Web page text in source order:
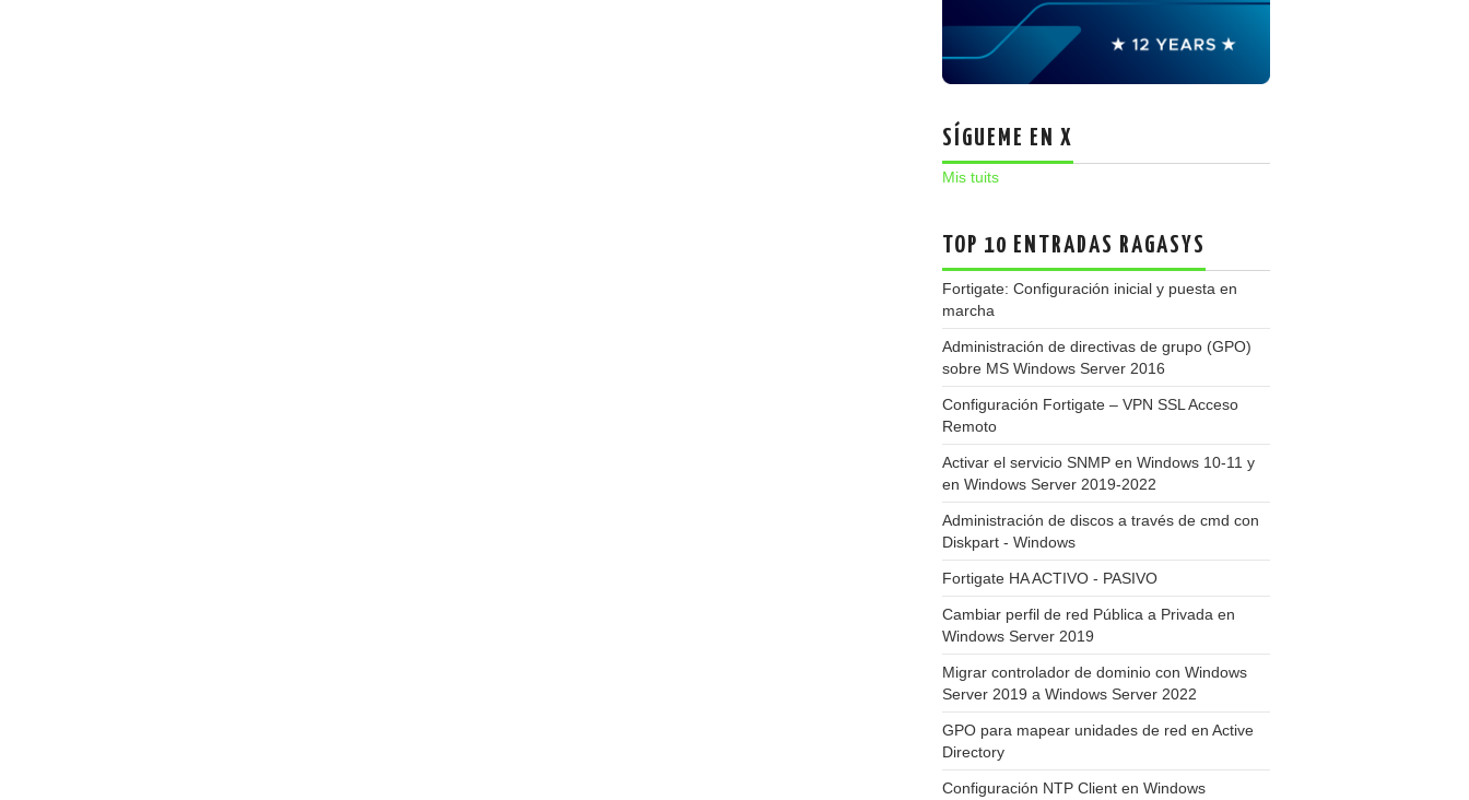
SÍGUEME EN X
Mis tuits
TOP 10 ENTRADAS RAGASYS
Fortigate: Configuración inicial y puesta en
marcha
Administración de directivas de grupo (GPO)
sobre MS Windows Server 2016
Configuración Fortigate – VPN SSL Acceso
Remoto
Activar el servicio SNMP en Windows 10-11 y
en Windows Server 2019-2022
Administración de discos a través de cmd con
Diskpart - Windows
Fortigate HA ACTIVO - PASIVO
Cambiar perfil de red Pública a Privada en
Windows Server 2019
Migrar controlador de dominio con Windows
Server 2019 a Windows Server 2022
GPO para mapear unidades de red en Active
Directory
Configuración NTP Client en Windows